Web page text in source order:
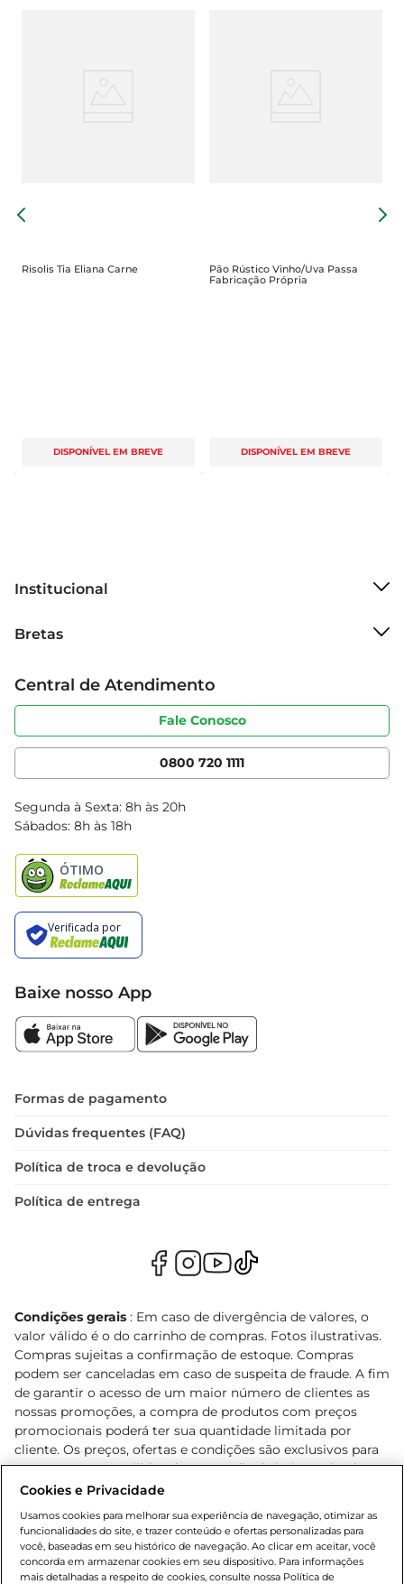
Risolis Tia Eliana Carne
DISPONÍVEL EM BREVE
Pão Rústico Vinho/Uva Passa
Fabricação Própria
DISPONÍVEL EM BREVE
Institucional
Grupo Cencosud
Sobre privacidade
Portal do fornecedor
Cencosud Media
Bretas
Produtos Bretas
Código de ética
Serviços
Clube Bretas
Blog Bretas
Black Friday
Central de Atendimento
Fale Conosco
0800 720 1111
Segunda à Sexta: 8h às 20h
Sábados: 8h às 18h
Baixe nosso App
Formas de pagamento
Dúvidas frequentes (FAQ)
Política de troca e devolução
Política de entrega
Condições gerais : Em caso de divergência de valores, o
valor válido é o do carrinho de compras. Fotos ilustrativas.
Compras sujeitas a confirmação de estoque. Compras
podem ser canceladas em caso de suspeita de fraude. A fim
de garantir o acesso de um maior número de clientes as
nossas promoções, a compra de produtos com preços
promocionais poderá ter sua quantidade limitada por
cliente. Os preços, ofertas e condições são exclusivos para
o e-commerce e válidos durante o dia de hoje, podendo
sofrer alterações sem prévia notificação. Proibida a venda
Lei n.º 8069/90, art. 81, inciso II (Estatuto da Criança e do
Adolescente). Preços e condições exclusivos para o
www.bretas.com.br, podendo sofrer alterações sem aviso
Cookies e Privacidade
Usamos cookies para melhorar sua experiência de navegação, otimizar as
funcionalidades do site, e trazer conteúdo e ofertas personalizadas para
você, baseadas em seu histórico de navegação. Ao clicar em aceitar, você
concorda em armazenar cookies em seu dispositivo. Para informações
mais detalhadas a respeito de cookies, consulte nossa Política de